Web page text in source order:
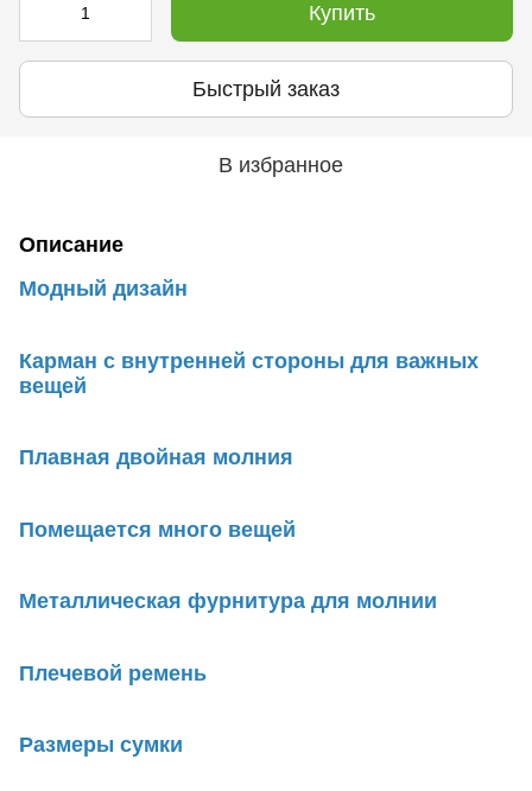
Купить
Быстрый заказ
В избранное
Описание
Модный дизайн
Карман с внутренней стороны для важных
вещей
Плавная двойная молния
Помещается много вещей
Металлическая фурнитура для молнии
Плечевой ремень
Размеры сумки